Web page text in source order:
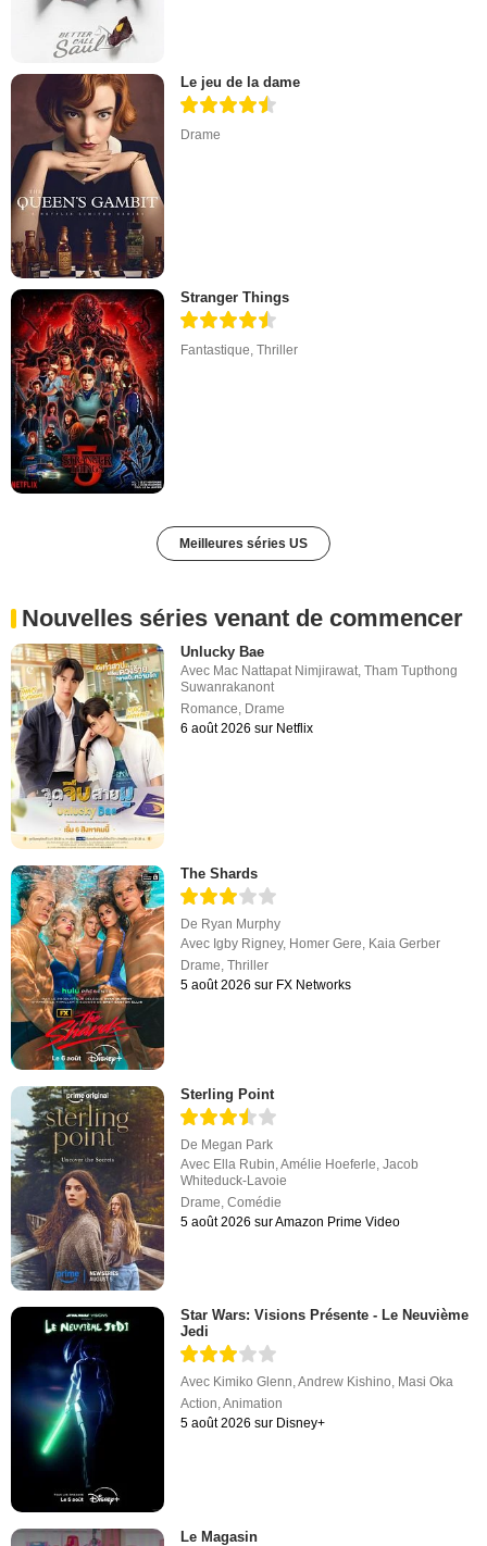
Le jeu de la dame
Drame
Stranger Things
Fantastique,Thriller
Meilleures séries US
Nouvelles séries venant de commencer
Unlucky Bae
Avec Mac Nattapat Nimjirawat,Tham Tupthong
Suwanrakanont
Romance, Drame
6 août 2026 sur Netflix
The Shards
De Ryan Murphy
Avec Igby Rigney, Homer Gere Kaia Gerber
Drame ,Thriller
5 août 2026 sur FX Networks
Sterling Point
De Megan Park
Avec Ella Rubin,Amélie Hoeferle,Jacob
Whiteduck-Lavoie
Drame,Comédie
5 août 2026 sur Amazon Prime Video
Star Wars: Visions Présente - Le Neuvième
Jedi
Avec Kimiko Glenn,Andrew Kishino, Masi Oka
Action,Animation
5 août 2026 sur Disney+
Le Magasin